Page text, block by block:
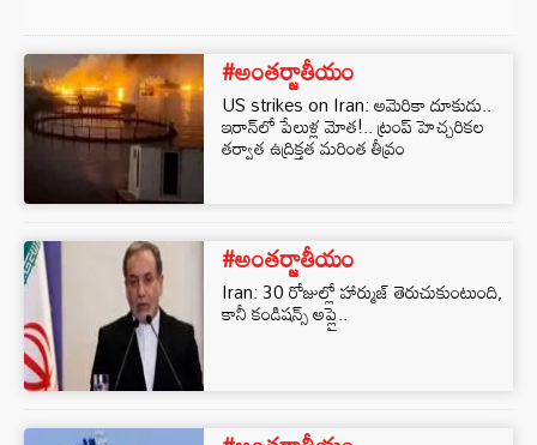
#అంతర్జాతీయం
US strikes on Iran: అమెరికా దూకుడు..
ఇరాన్‌లో పేలుళ్ల మోత!.. ట్రంప్ హెచ్చరికల
తర్వాత ఉద్రిక్తత మరింత తీవ్రం
#అంతర్జాతీయం
Iran: 30 రోజుల్లో హార్ముజ్ తెరుచుకుంటుంది,
కానీ కండిషన్స్ అప్లై..